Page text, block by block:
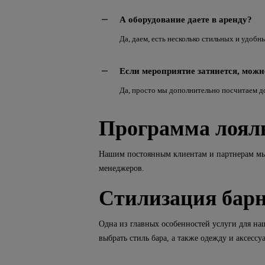
А оборудование даете в аренду?
Да, даем, есть несколько стильных и
Если мероприятие затянется,
Да, просто мы дополнительно посчитаем
Программа
Нашим постоянным клиентам и партнерам
менеджеров.
Стилизация
Одна из главных особенностей услуги для
выбрать стиль бара, а также одежду и